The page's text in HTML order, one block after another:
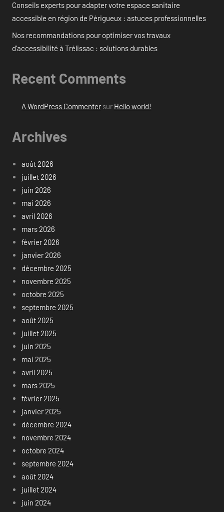
Conseils experts pour adapter votre espace sanitaire
accessible en région de Périgueux : astuces professionnelles
Nos recommandations pour optimiser vos travaux
d’accessibilité à Trélissac : solutions durables
Recent Comments
A WordPress Commentersur Hello world!
Archives
août 2026
juillet 2026
juin 2026
mai 2026
avril 2026
mars 2026
février 2026
janvier 2026
décembre 2025
novembre 2025
octobre 2025
septembre 2025
août 2025
juillet 2025
juin 2025
mai 2025
avril 2025
mars 2025
février 2025
janvier 2025
décembre 2024
novembre 2024
octobre 2024
septembre 2024
août 2024
juillet 2024
juin 2024